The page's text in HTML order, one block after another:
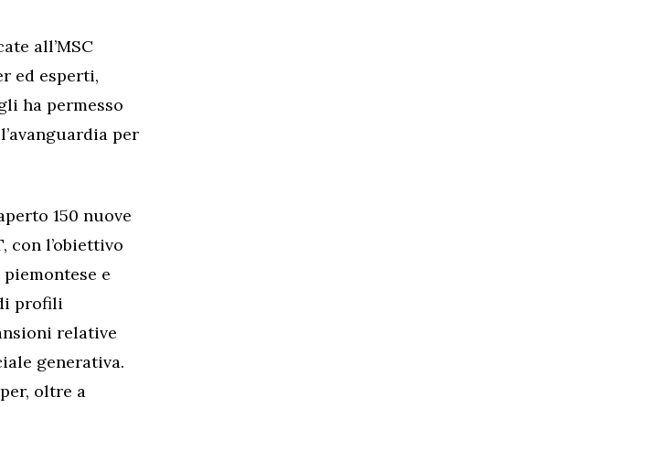
all’MSC
ed esperti,
ha permesso
per
150 nuove
con l’obiettivo
e
profili
relative
generativa.
oltre a